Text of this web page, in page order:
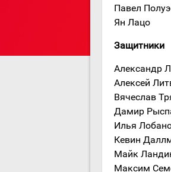
Павел
Ян Лацо
Защитники
Александр
Алексей
Вячеслав
Дамир
Илья
Кевин
Майк
Максим